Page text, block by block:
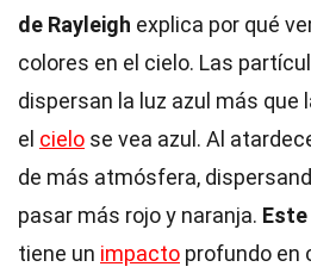
de Rayleigh explica por qué
colores en el cielo. Las
dispersan la luz azul más que
el cielo se vea azul. Al
de más atmósfera,
pasar más rojo y naranja.
tiene un impacto profundo en